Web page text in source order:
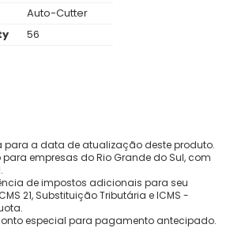
Auto-Cutter
56
a data de atualização deste produto.
empresas do Rio Grande do Sul, com
de impostos adicionais para seu
21, Substituição Tributária e ICMS -
especial para pagamento antecipado.